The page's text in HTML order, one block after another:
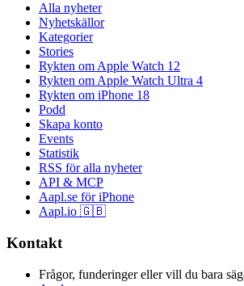
Alla nyheter
Nyhetskällor
Kategorier
Stories
Rykten om Apple Watch 12
Rykten om Apple Watch Ultra 4
Rykten om iPhone 18
Podd
Skapa konto
Events
Statistik
RSS för alla nyheter
API & MCP
Aapl.se för iPhone
Aapl.io 🇬🇧
Kontakt
Frågor, funderinger eller vill du bara